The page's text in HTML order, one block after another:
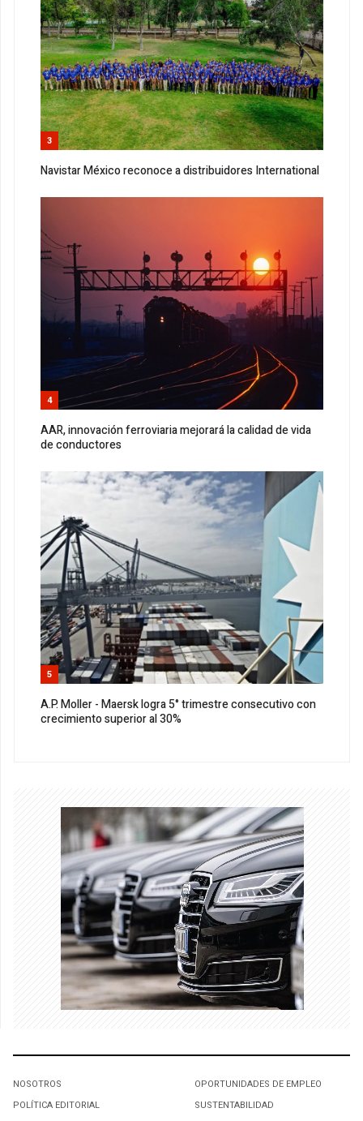
3
Navistar México reconoce a distribuidores International
4
AAR, innovación ferroviaria mejorará la calidad de vida
de conductores
5
A.P. Moller - Maersk logra 5° trimestre consecutivo con
crecimiento superior al 30%
NOSOTROS
POLÍTICA EDITORIAL
OPORTUNIDADES DE EMPLEO
SUSTENTABILIDAD